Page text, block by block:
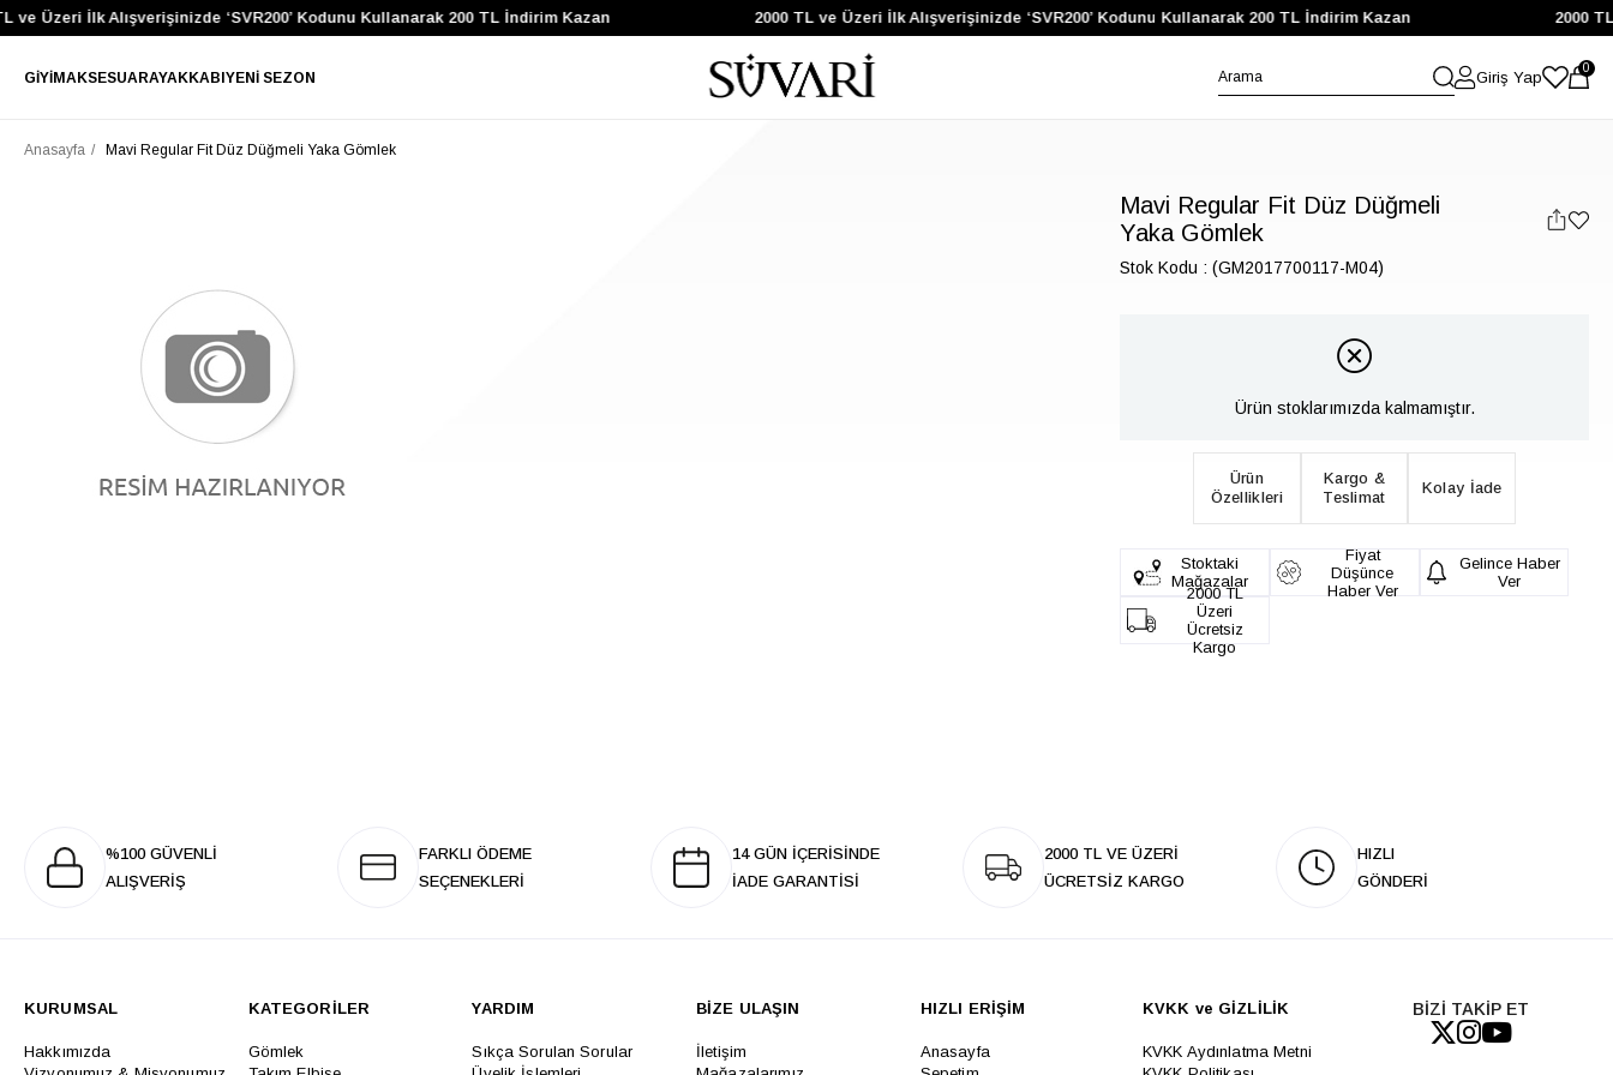
ve Üzeri İlk Alışverişinizde ‘SVR200’ Kodunu Kullanarak 200 TL İndirim Kazan 2000 TL ve Üzeri İlk Alışverişinizde ‘SVR200’ Kodunu Kullanarak 200 TL İndirim Kazan 2000
GIYIMAKSESUARAYAKKABIYENI SEZON Giriş Yap
0
Anasayfa Mavi Regular Fit Düz Düğmeli Yaka Gömlek
Mavi Regular Fit Düz Düğmeli
Yaka Gömlek
Stok Kodu (GM2017700117-M04)
Ürün stoklarımızda kalmamıştır.
Ürün
Özellikleri
Kargo &
Teslimat
Kolay İade
Stoktaki
Mağazalar
Fiyat
Düşünce
Haber Ver
Gelince Haber
Ver
2000 TL
Üzeri
Ücretsiz
Kargo
%100 GÜVENLİ
ALIŞVERİŞ
FARKLI ÖDEME
SEÇENEKLERİ
14 GÜN İÇERİSİNDE
İADE GARANTİSİ
2000 TL VE ÜZERİ
ÜCRETSİZ KARGO
HIZLI
GÖNDERİ
KURUMSAL
Hakkımızda
KATEGORİLER
Gömlek
YARDIM
Sıkça Sorulan Sorular
BİZE ULAŞIN
İletişim
HIZLI ERİŞİM
Anasayfa
KVKK ve GİZLİLİK
KVKK Aydınlatma Metni
BİZİ TAKİP ET